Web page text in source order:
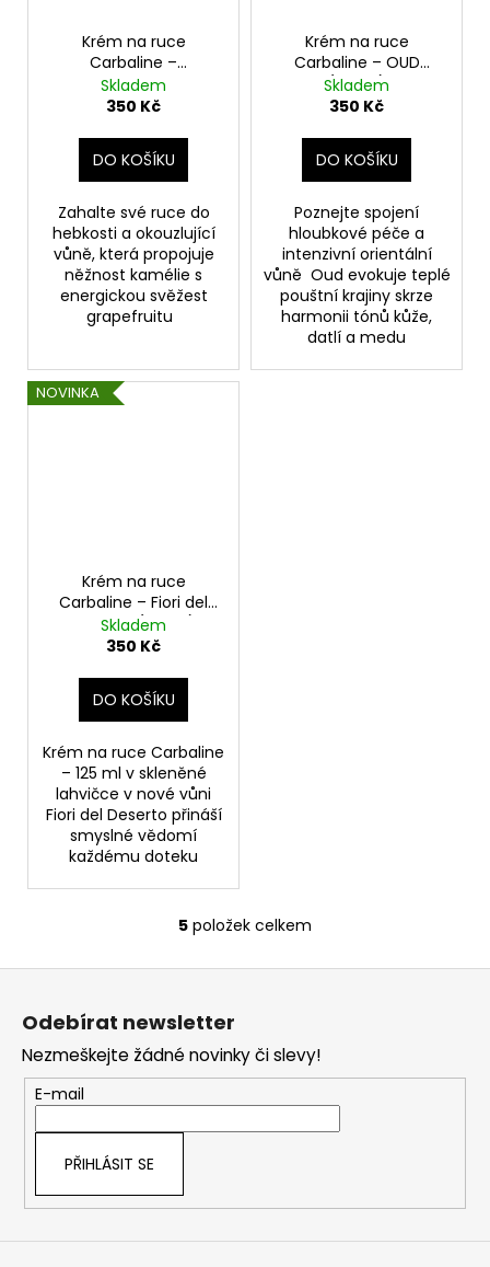
Krém na ruce
Carbaline –
Camelia & Pompelmo
(125 ml)
Skladem
350 Kč
DO KOŠÍKU
Zahalte své ruce do
hebkosti a okouzlující
vůně, která propojuje
něžnost kamélie s
energickou svěžest
grapefruitu
Krém na ruce
Carbaline – OUD
(125 ml)
Skladem
350 Kč
DO KOŠÍKU
Poznejte spojení
hloubkové péče a
intenzivní orientální
vůně Oud evokuje teplé
pouštní krajiny skrze
harmonii tónů kůže,
datlí a medu
NOVINKA
Krém na ruce
Carbaline – Fiori del
Deserto (125 ml)
Skladem
350 Kč
DO KOŠÍKU
Krém na ruce Carbaline
– 125 ml v skleněné
lahvičce v nové vůni
Fiori del Deserto přináší
smyslné vědomí
každému doteku
O
v
a
c
í
p
k
v
5 položek celkem
Odebírat newsletter
Nezmeškejte žádné novinky či slevy!
E-mail
PŘIHLÁSIT SE